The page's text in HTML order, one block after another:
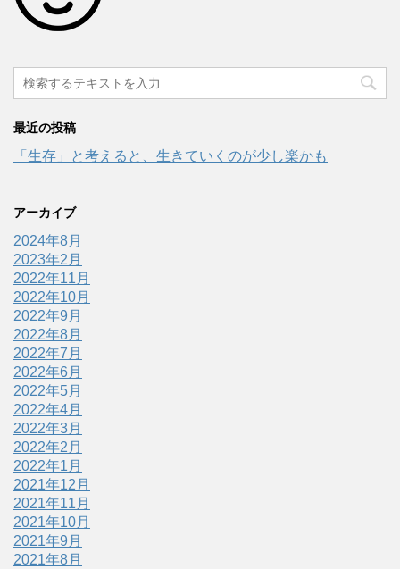
最近の投稿
「生存」と考えると、生きていくのが少し楽かも
アーカイブ
2024年8月
2023年2月
2022年11月
2022年10月
2022年9月
2022年8月
2022年7月
2022年6月
2022年5月
2022年4月
2022年3月
2022年2月
2022年1月
2021年12月
2021年11月
2021年10月
2021年9月
2021年8月